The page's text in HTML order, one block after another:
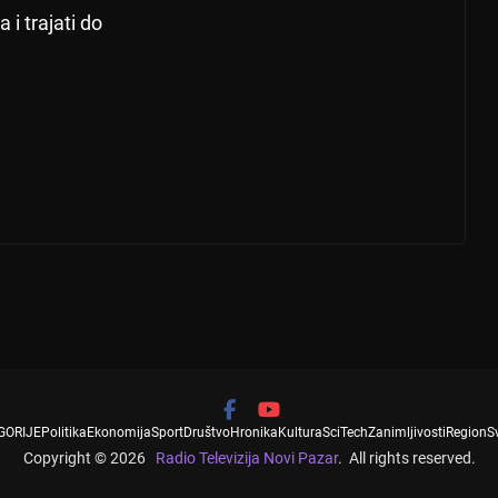
i trajati do
Politika EkonomijaSportDruštvoHronika KulturaSciTechZanimljivosti Region
Copyright © 2026 Radio Televizija Novi Pazar. All rights reserved.